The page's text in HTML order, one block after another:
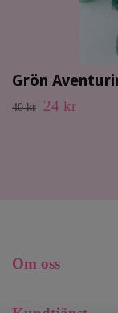
Grön
40 kr 24 kr
Om oss